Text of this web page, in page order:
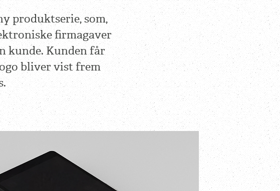
produktserie, som,
firmagaver
kunde. Kunden får
bliver vist frem